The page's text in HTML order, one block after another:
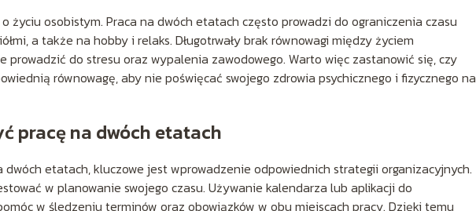
życiu osobistym. Praca na dwóch etatach często prowadzi do ograniczenia czasu
a także na hobby i relaks. Długotrwały brak równowagi między życiem
prowadzić do stresu oraz wypalenia zawodowego. Warto więc zastanowić się, czy
równowagę, aby nie poświęcać swojego zdrowia psychicznego i fizycznego na
pracę na dwóch etatach
dwóch etatach, kluczowe jest wprowadzenie odpowiednich strategii organizacyjnych.
w planowanie swojego czasu. Używanie kalendarza lub aplikacji do
w śledzeniu terminów oraz obowiązków w obu miejscach pracy. Dzięki temu